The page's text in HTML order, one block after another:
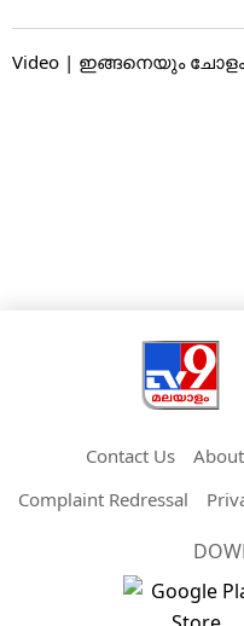
Video | ഇങ്ങനെയും
Contact Us
Complaint Redressal